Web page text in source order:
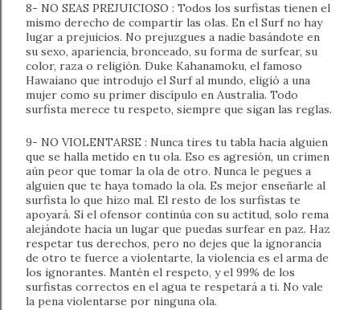
8- NO SEAS PREJUICIOSO : Todos los surfistas tienen el
mismo derecho de compartir las olas. En el Surf no hay
lugar a prejuicios. No prejuzgues a nadie basándote en
su sexo, apariencia, bronceado, su forma de surfear, su
color, raza o religión. Duke Kahanamoku, el famoso
Hawaiano que introdujo el Surf al mundo, eligió a una
mujer como su primer discípulo en Australia. Todo
surfista merece tu respeto, siempre que sigan las reglas.
9- NO VIOLENTARSE : Nunca tires tu tabla hacia alguien
que se halla metido en tu ola. Eso es agresión, un crimen
aún peor que tomar la ola de otro. Nunca le pegues a
alguien que te haya tomado la ola. Es mejor enseñarle al
surfista lo que hizo mal. El resto de los surfistas te
apoyará. Si el ofensor continúa con su actitud, solo rema
alejándote hacia un lugar que puedas surfear en paz. Haz
respetar tus derechos, pero no dejes que la ignorancia
de otro te fuerce a violentarte, la violencia es el arma de
los ignorantes. Mantén el respeto, y el 99% de los
surfistas correctos en el agua te respetará a ti. No vale
la pena violentarse por ninguna ola.